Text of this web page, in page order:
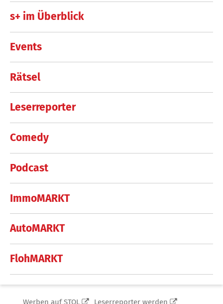
s+ im Überblick
Events
Rätsel
Leserreporter
Comedy
Podcast
ImmoMARKT
AutoMARKT
FlohMARKT
Werben auf STOL
Leserreporter werden